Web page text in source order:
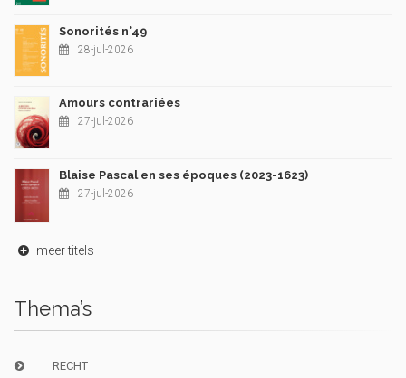
Sonorités n°49
28-jul-2026
Amours contrariées
27-jul-2026
Blaise Pascal en ses époques (2023-1623)
27-jul-2026
meer titels
Thema’s
RECHT